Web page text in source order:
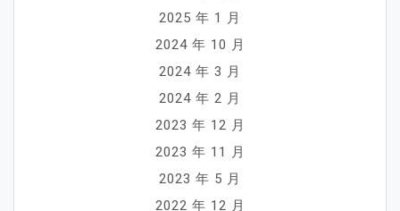
2025 年 1 月
2024 年 10 月
2024 年 3 月
2024 年 2 月
2023 年 12 月
2023 年 11 月
2023 年 5 月
2022 年 12 月